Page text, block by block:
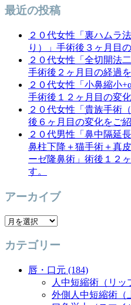
ン
最近の投稿
２０代女性「裏ハムラ
り）」手術後３ヶ月目
２０代女性「全切開法
手術後２ヶ月目の経過
２０代女性「小鼻縮小
手術後１２ヶ月目の変
２０代女性「貴族手術
後６ヶ月目の変化をご
２０代男性「鼻中隔延
鼻柱下降＋猫手術＋真
ーゼ隆鼻術」術後１２
す。
アーカイブ
ア
カ
カテゴリー
唇・口元 (184)
人中短縮術（リッ
外側人中短縮術（